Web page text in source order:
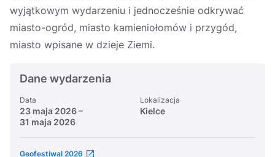
wyjątkowym wydarzeniu i jednocześnie odkrywać
miasto-ogród, miasto kamieniołomów i przygód,
miasto wpisane w dzieje Ziemi.
Dane wydarzenia
Data
23 maja 2026–
31 maja 2026
Lokalizacja
Kielce
Geofestiwal 2026